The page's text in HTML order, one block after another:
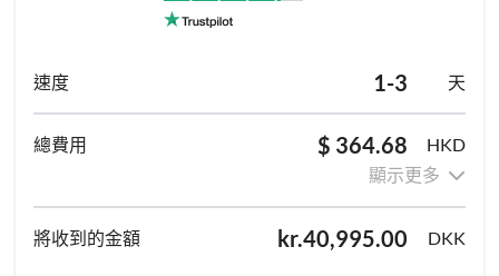
1-3 天
$ 364.68
HKD
顯示更多
kr.40,995.00 DKK